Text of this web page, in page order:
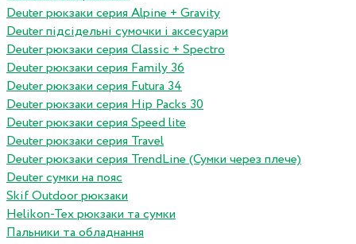
Deuter рюкзаки серия Alpine + Gravity
Deuter підсідельні сумочки і аксесуари
Deuter рюкзаки серия Classic + Spectro
Deuter рюкзаки серия Family 36
Deuter рюкзаки серия Futura 34
Deuter рюкзаки серия Hip Packs 30
Deuter рюкзаки серия Speed lite
Deuter рюкзаки серия Travel
Deuter рюкзаки серия TrendLine (Сумки через плече)
Deuter сумки на пояс
Skif Outdoor рюкзаки
Helikon-Tex рюкзаки та сумки
Пальники та обладнання